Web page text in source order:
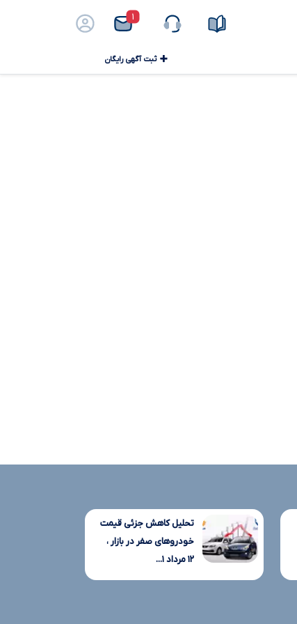
۱
ثبت آگهی رایگان
تحلیل کاهش جزئی قیمت
خودروهای صفر در بازار ،
۱۲ مرداد ۱...